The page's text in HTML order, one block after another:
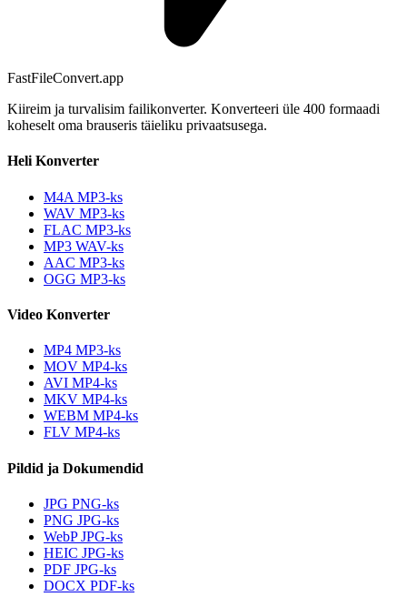
FastFileConvert.app
Kiireim ja turvalisim failikonverter. Konverteeri üle 400 formaadi
koheselt oma brauseris täieliku privaatsusega.
Heli Konverter
M4A MP3-ks
WAV MP3-ks
FLAC MP3-ks
MP3 WAV-ks
AAC MP3-ks
OGG MP3-ks
Video Konverter
MP4 MP3-ks
MOV MP4-ks
AVI MP4-ks
MKV MP4-ks
WEBM MP4-ks
FLV MP4-ks
Pildid ja Dokumendid
JPG PNG-ks
PNG JPG-ks
WebP JPG-ks
HEIC JPG-ks
PDF JPG-ks
DOCX PDF-ks